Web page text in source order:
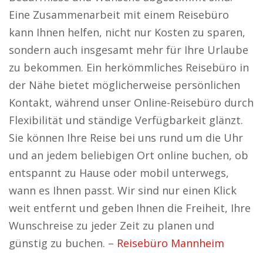
Eine Zusammenarbeit mit einem Reisebüro
kann Ihnen helfen, nicht nur Kosten zu sparen,
sondern auch insgesamt mehr für Ihre Urlaube
zu bekommen. Ein herkömmliches Reisebüro in
der Nähe bietet möglicherweise persönlichen
Kontakt, während unser Online-Reisebüro durch
Flexibilität und ständige Verfügbarkeit glänzt.
Sie können Ihre Reise bei uns rund um die Uhr
und an jedem beliebigen Ort online buchen, ob
entspannt zu Hause oder mobil unterwegs,
wann es Ihnen passt. Wir sind nur einen Klick
weit entfernt und geben Ihnen die Freiheit, Ihre
Wunschreise zu jeder Zeit zu planen und
günstig zu buchen. – Reisebüro Mannheim